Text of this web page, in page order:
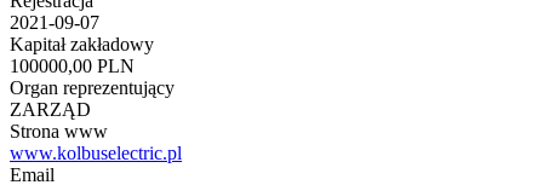
2021-09-07
Kapitał zakładowy
100000,00 PLN
Organ reprezentujący
ZARZĄD
Strona www
www.kolbuselectric.pl
Email